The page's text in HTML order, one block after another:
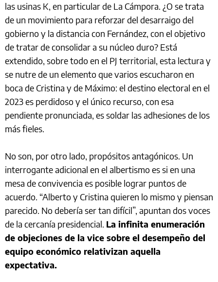
las usinas K, en particular de La Cámpora. ¿O se trata
de un movimiento para reforzar del desarraigo del
gobierno y la distancia con Fernández, con el objetivo
de tratar de consolidar a su núcleo duro? Está
extendido, sobre todo en el PJ territorial, esta lectura y
se nutre de un elemento que varios escucharon en
boca de Cristina y de Máximo: el destino electoral en el
2023 es perdidoso y el único recurso, con esa
pendiente pronunciada, es soldar las adhesiones de los
más fieles.
No son, por otro lado, propósitos antagónicos. Un
interrogante adicional en el albertismo es si en una
mesa de convivencia es posible lograr puntos de
acuerdo. “Alberto y Cristina quieren lo mismo y piensan
parecido. No debería ser tan difícil”, apuntan dos voces
de la cercanía presidencial. La infinita enumeración
de objeciones de la vice sobre el desempeño del
equipo económico relativizan aquella
expectativa.